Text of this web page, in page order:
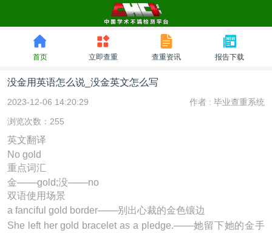
首页 立即查重 查重资讯 报告下载
没金用英语怎么说_没金英文怎么写
2023-12-06 14:20:29 作者 : 毕业查重系统
浏览次数：255
英文翻译
No gold
重点词汇
金───gold;没───no
双语使用场景
a fanciful gold border───别出心裁的金色镶边
She left hergold bracelet as a pledge.───她留下她的金手